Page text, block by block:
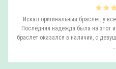
под заказ.
не подвели,
все согласовали
Отличный ремешок,
Точно